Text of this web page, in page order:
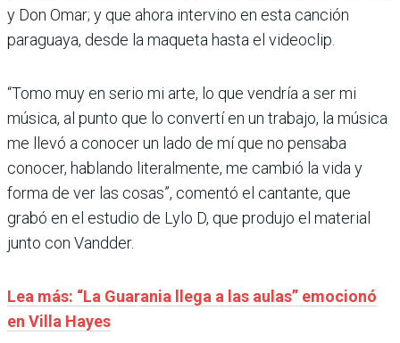
y Don Omar; y que ahora intervino en esta canción
paraguaya, desde la maqueta hasta el videoclip.
“Tomo muy en serio mi arte, lo que vendría a ser mi
música, al punto que lo convertí en un trabajo, la música
me llevó a conocer un lado de mí que no pensaba
conocer, hablando literalmente, me cambió la vida y
forma de ver las cosas”, comentó el cantante, que
grabó en el estudio de Lylo D, que produjo el material
junto con Vandder.
Lea más: “La Guarania llega a las aulas” emocionó
en Villa Hayes